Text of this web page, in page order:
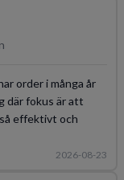
order i många år
där fokus är att
effektivt och
2026-08-23